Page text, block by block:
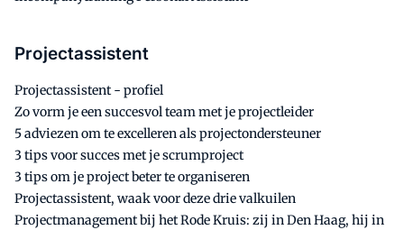
Projectassistent
Projectassistent - profiel
Zo vorm je een succesvol team met je projectleider
5 adviezen om te excelleren als projectondersteuner
3 tips voor succes met je scrumproject
3 tips om je project beter te organiseren
Projectassistent, waak voor deze drie valkuilen
Projectmanagement bij het Rode Kruis: zij in Den Haag, hij in